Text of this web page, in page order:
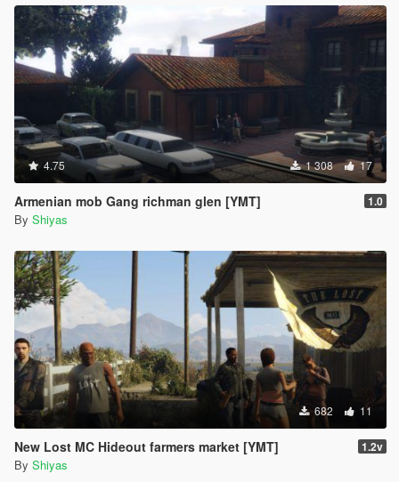
4.75 1 308 17
Armenian mob Gang richman glen [YMT] 1.0
By Shiyas
682 11
New Lost MC Hideout farmers market [YMT] 1.2v
By Shiyas